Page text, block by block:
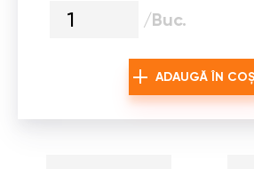
/Buc.
ADAUGĂ ÎN COȘ